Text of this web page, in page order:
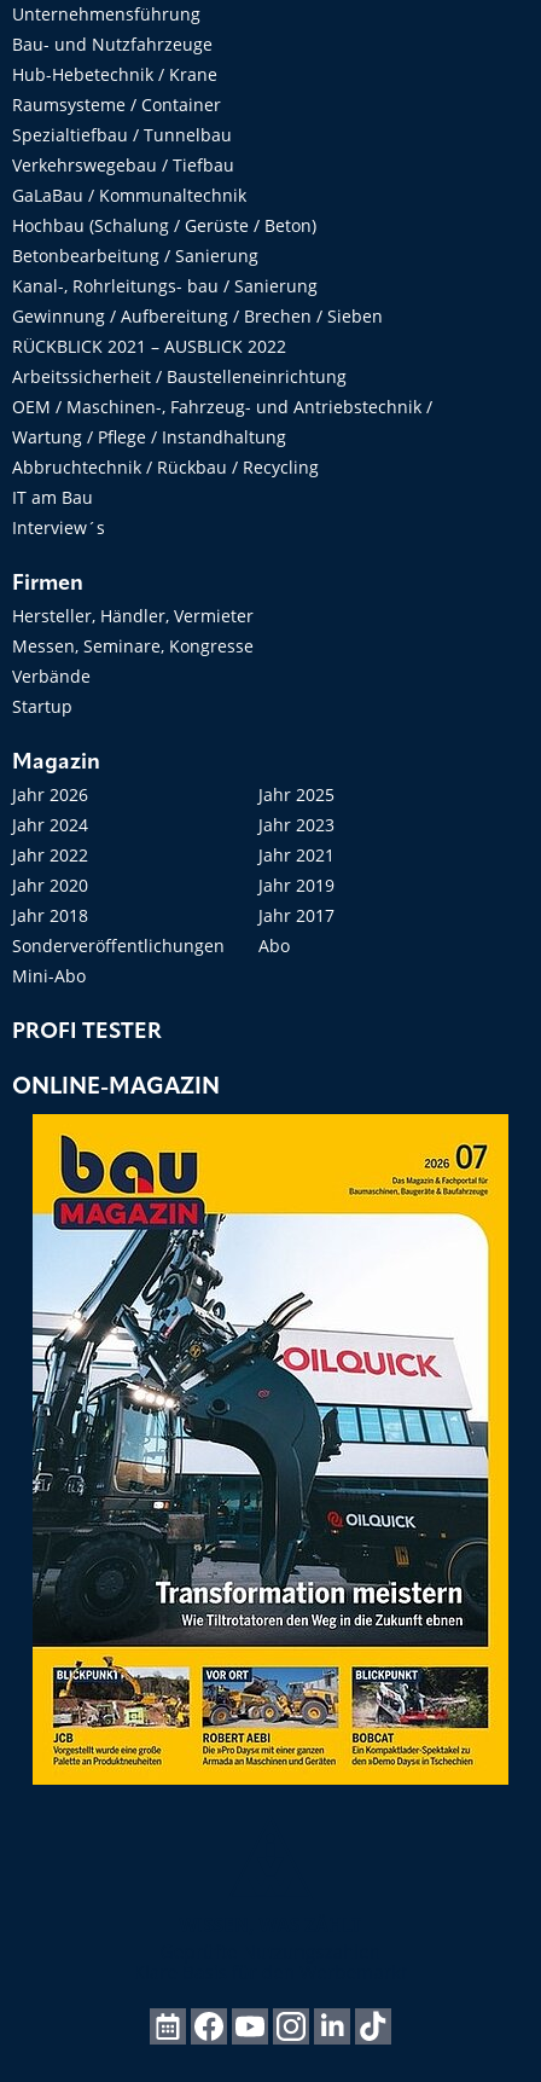
Unternehmensführung
Bau- und Nutzfahrzeuge
Hub-Hebetechnik / Krane
Raumsysteme / Container
Spezialtiefbau / Tunnelbau
Verkehrswegebau / Tiefbau
GaLaBau / Kommunaltechnik
Hochbau (Schalung / Gerüste / Beton)
Betonbearbeitung / Sanierung
Kanal-, Rohrleitungs- bau / Sanierung
Gewinnung / Aufbereitung / Brechen / Sieben
RÜCKBLICK 2021 – AUSBLICK 2022
Arbeitssicherheit / Baustelleneinrichtung
OEM / Maschinen-, Fahrzeug- und Antriebstechnik /
Wartung / Pflege / Instandhaltung
Abbruchtechnik / Rückbau / Recycling
IT am Bau
Interview´s
Firmen
Hersteller, Händler, Vermieter
Messen, Seminare, Kongresse
Verbände
Startup
Magazin
Jahr 2026
Jahr 2025
Jahr 2024
Jahr 2023
Jahr 2022
Jahr 2021
Jahr 2020
Jahr 2019
Jahr 2018
Jahr 2017
Sonderveröffentlichungen
Abo
Mini-Abo
PROFI TESTER
ONLINE-MAGAZIN